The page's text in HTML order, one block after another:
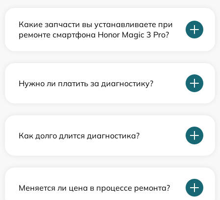
Какие запчасти вы устанавливаете при
ремонте смартфона Honor Magic 3 Pro?
Нужно ли платить за диагностику?
Как долго длится диагностика?
Меняется ли цена в процессе ремонта?